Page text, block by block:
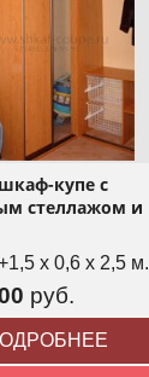
купе с
стеллажом и
x 0,6 x 2,5 м.
руб.